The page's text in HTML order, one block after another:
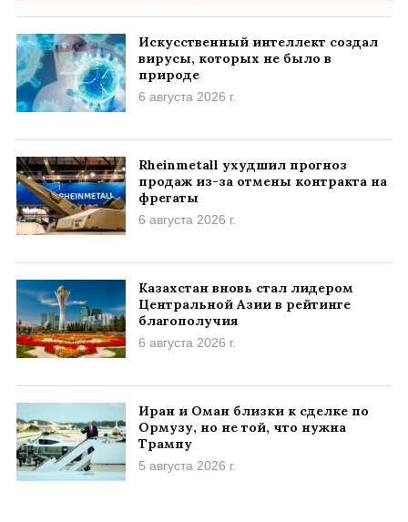
Искусственный интеллект создал
вирусы, которых не было в
природе
6 августа 2026 г.
Rheinmetall ухудшил прогноз
продаж из-за отмены контракта на
фрегаты
6 августа 2026 г.
Казахстан вновь стал лидером
Центральной Азии в рейтинге
благополучия
6 августа 2026 г.
Иран и Оман близки к сделке по
Ормузу, но не той, что нужна
Трампу
5 августа 2026 г.